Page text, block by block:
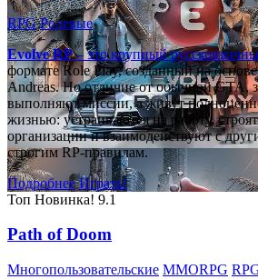
RPG Ролевые
Evolve RP– это крупный
формате Role Play, созданный на
Andreas. Но отличие от обычной GTA,
выполняют миссии, а живут
жизнью: устраиваются на работу,
организации и взаимодействуют с
строгим RP-правилам.
Подробнее Играть!
Топ Новинка! 9.1
Path of Doom
Многопользовательские MMORPG